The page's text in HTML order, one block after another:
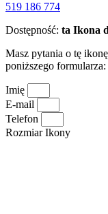
519 186 774
Dostępność: ta Ikona
Masz pytania o tę
poniższego formularza:
Imię
E-mail
Telefon
Rozmiar Ikony